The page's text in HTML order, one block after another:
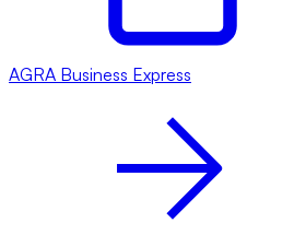
AGRA Business Express